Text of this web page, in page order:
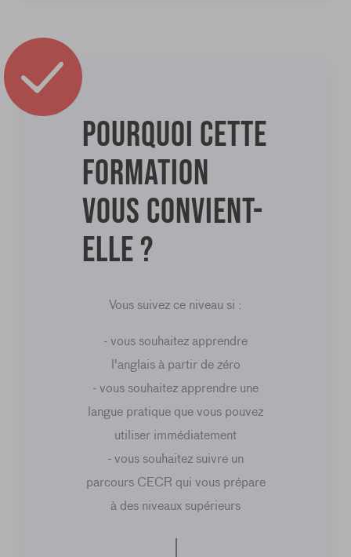
Pourquoi cette
formation
vous convient-
elle ?
Vous suivez ce niveau si :
- vous souhaitez apprendre
l'anglais à partir de zéro
- vous souhaitez apprendre une
langue pratique que vous pouvez
utiliser immédiatement
- vous souhaitez suivre un
parcours CECR qui vous prépare
à des niveaux supérieurs